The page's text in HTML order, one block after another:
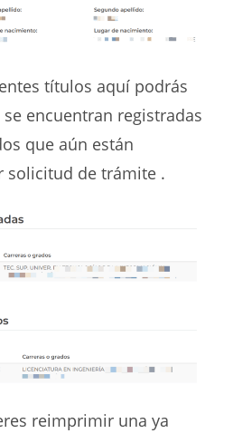
títulos aquí podrás
encuentran registradas
que aún están
solicitud de trámite .
reimprimir una ya